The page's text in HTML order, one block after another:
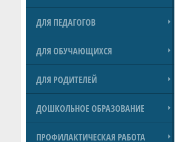
ДЛЯ ПЕДАГОГОВ
ДЛЯ ОБУЧАЮЩИХСЯ
ДЛЯ РОДИТЕЛЕЙ
ДОШКОЛЬНОЕ ОБРАЗОВАНИЕ
ПРОФИЛАКТИЧЕСКАЯ РАБОТА